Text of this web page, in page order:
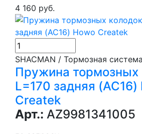
4 160 руб.
SHACMAN / Тормозная система
Пружина тормозных
L=170 задняя (AC16)
Createk
Арт.: AZ9981341005